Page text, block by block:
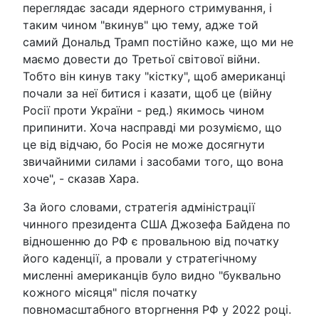
переглядає засади ядерного стримування, і
таким чином "вкинув" цю тему, адже той
самий Дональд Трамп постійно каже, що ми не
маємо довести до Третьої світової війни.
Тобто він кинув таку "кістку", щоб американці
почали за неї битися і казати, щоб це (війну
Росії проти України - ред.) якимось чином
припинити. Хоча насправді ми розуміємо, що
це від відчаю, бо Росія не може досягнути
звичайними силами і засобами того, що вона
хоче", - сказав Хара.
За його словами, стратегія адміністрації
чинного президента США Джозефа Байдена по
відношенню до РФ є провальною від початку
його каденції, а провали у стратегічному
мисленні американців було видно "буквально
кожного місяця" після початку
повномасштабного вторгнення РФ у 2022 році.